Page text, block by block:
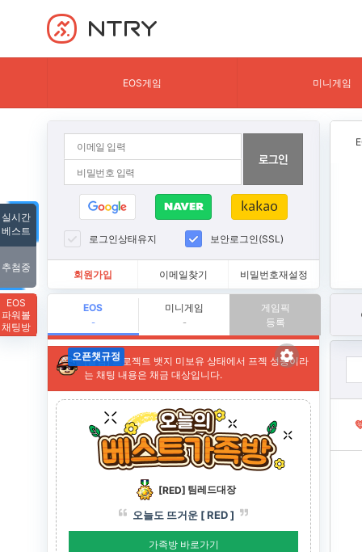
NTRY
EOS게임 미니게임
로그인상태유지 보안로그인(SSL)
회원가입 이메일찾기 비밀번호재설정
EOS
-
미니게임
-
게임픽
등록
실시간
베스트
추첨중
EOS
파워볼
채팅방